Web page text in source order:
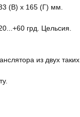
(В) x 165 (Г) мм.
грд. Цельсия.
из двух таких